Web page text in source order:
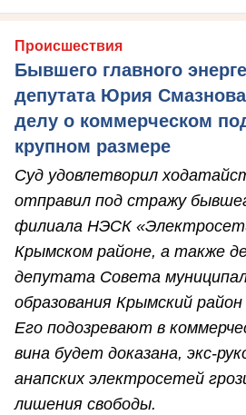
Происшествия
Бывшего главного
депутата Юрия
делу о коммерческом
крупном размере
Суд удовлетворил
отправил под стражу
филиала НЭСК
Крымском районе, а также
депутата Совета
образования Крымский
Его подозревают в
вина будет доказана, экс-
анапских электросетей
лишения свободы.